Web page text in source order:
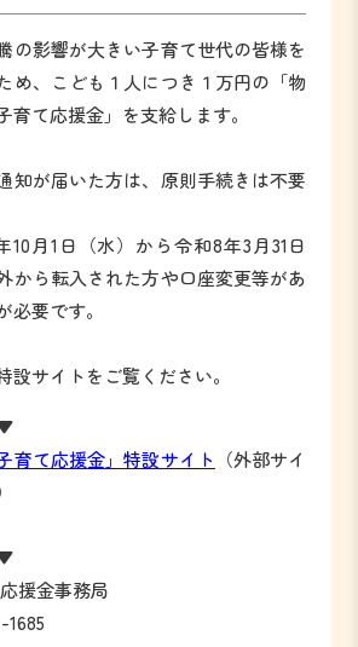
の影響が大きい子育て世代の皆様を
め、こども１人につき１万円の「物
育て応援金」を支給します。
知が届いた方は、原則手続きは不要
10月1日（水）から令和8年3月31日
から転入された方や口座変更等があ
必要です。
設サイトをご覧ください。
育て応援金」特設サイト
（外部サイ
援金事務局